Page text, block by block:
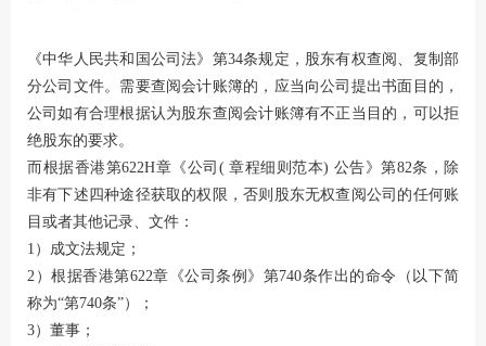
《中华人民共和国公司法》第34条规定，股东有权查阅、复制部
分公司文件。需要查阅会计账簿的，应当向公司提出书面目的，
公司如有合理根据认为股东查阅会计账簿有不正当目的，可以拒
绝股东的要求。
而根据香港第622H章《公司( 章程细则范本) 公告》第82条，除
非有下述四种途径获取的权限，否则股东无权查阅公司的任何账
目或者其他记录、文件：
1）成文法规定；
2）根据香港第622章《公司条例》第740条作出的命令（以下简
称为“第740条”）；
3）董事；